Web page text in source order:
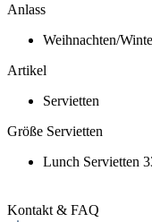
Anlass
Weihnachten/
Artikel
Servietten
Größe Servietten
Lunch Servietten
Kontakt & FAQ